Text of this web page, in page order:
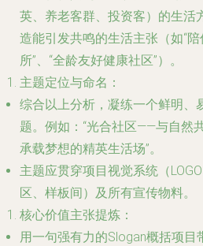
英、养老客群、投资客）的生活
造能引发共鸣的生活主张（如“
所”、“全龄友好健康社区”）。
主题定位与命名：
综合以上分析，凝练一个鲜明、
题。例如：“光合社区——与自然
承载梦想的精英生活场”。
主题应贯穿项目视觉系统（
区、样板间）及所有宣传物料。
核心价值主张提炼：
用一句强有力的Slogan概括项目